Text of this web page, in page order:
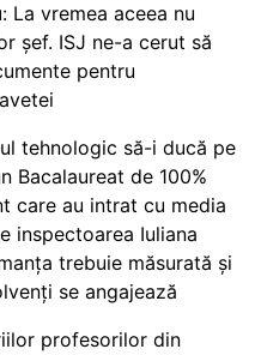
La vremea aceea nu
șef. ISJ ne-a cerut să
pentru
tehnologic să-i ducă pe
Bacalaureat de 100%
care au intrat cu media
inspectoarea Iuliana
trebuie măsurată și
se angajează
profesorilor din